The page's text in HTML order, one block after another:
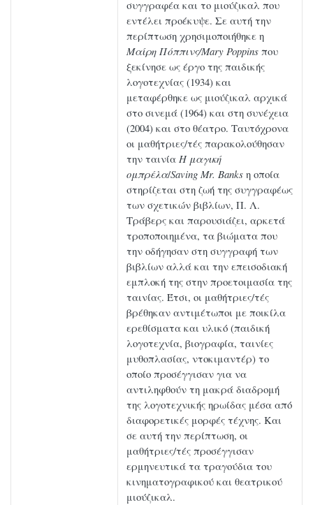
συγγραφέα και το μιούζικαλ που
εντέλει προέκυψε. Σε αυτή την
περίπτωση χρησιμοποιήθηκε η
Μαίρη Πόππινς/Mary Poppins που
ξεκίνησε ως έργο της παιδικής
λογοτεχνίας (1934) και
μεταφέρθηκε ως μιούζικαλ αρχικά
στο σινεμά (1964) και στη συνέχεια
(2004) και στο θέατρο. Ταυτόχρονα
οι μαθήτριες/τές παρακολούθησαν
την ταινία Η μαγική
ομπρέλα/Saving Mr. Banks η οποία
στηρίζεται στη ζωή της συγγραφέως
των σχετικών βιβλίων, Π. Λ.
Τράβερς και παρουσιάζει, αρκετά
τροποποιημένα, τα βιώματα που
την οδήγησαν στη συγγραφή των
βιβλίων αλλά και την επεισοδιακή
εμπλοκή της στην προετοιμασία της
ταινίας. Έτσι, οι μαθήτριες/τές
βρέθηκαν αντιμέτωποι με ποικίλα
ερεθίσματα και υλικό (παιδική
λογοτεχνία, βιογραφία, ταινίες
μυθοπλασίας, ντοκιμαντέρ) το
οποίο προσέγγισαν για να
αντιληφθούν τη μακρά διαδρομή
της λογοτεχνικής ηρωίδας μέσα από
διαφορετικές μορφές τέχνης. Και
σε αυτή την περίπτωση, οι
μαθήτριες/τές προσέγγισαν
ερμηνευτικά τα τραγούδια του
κινηματογραφικού και θεατρικού
μιούζικαλ.